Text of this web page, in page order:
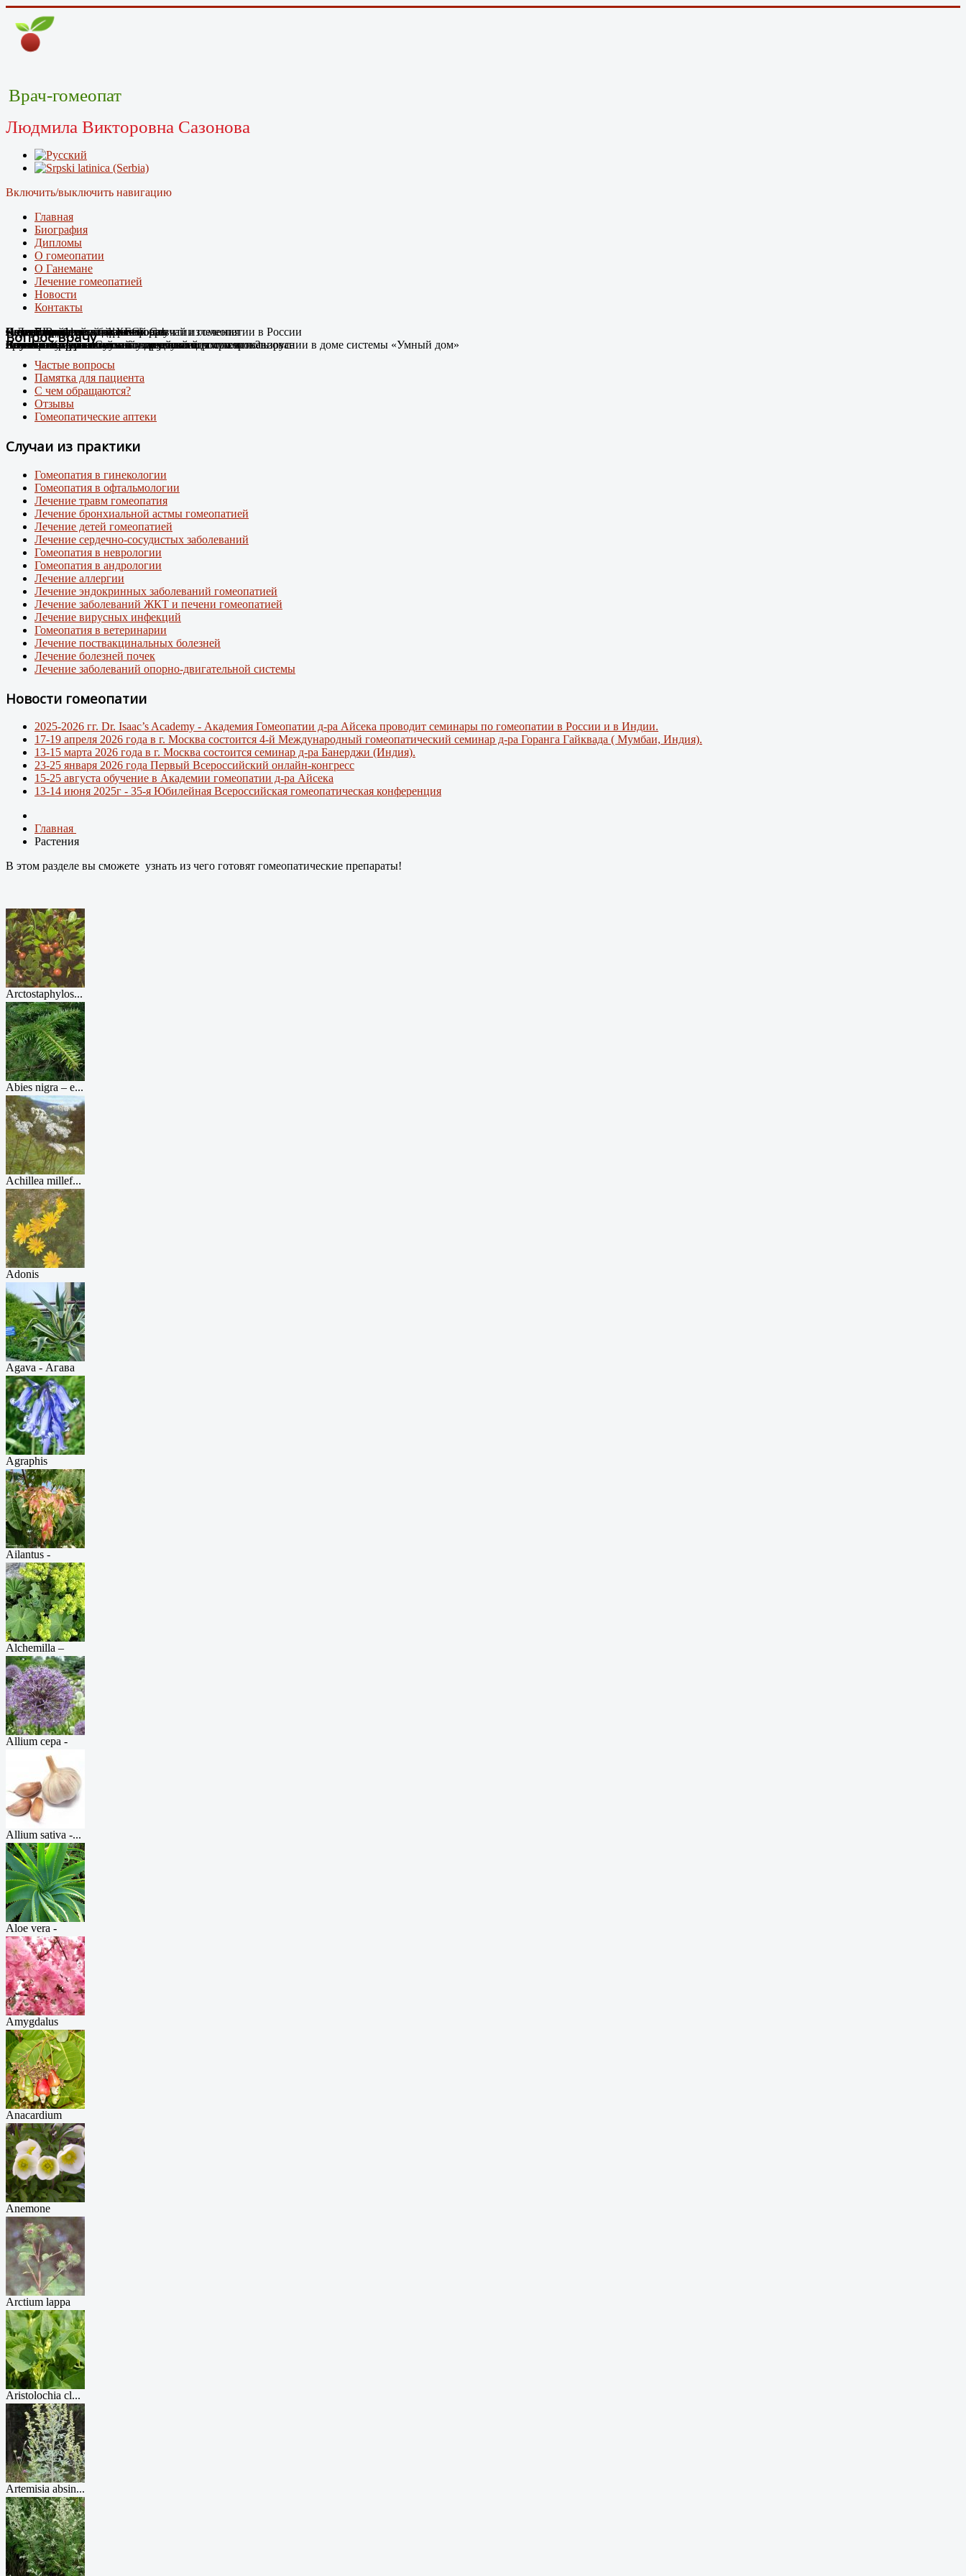
Врач-гомеопат
Людмила Викторовна Сазонова
Включить/выключить навигацию
Главная
Биография
Дипломы
О гомеопатии
О Ганемане
Лечение гомеопатией
Новости
Контакты
Случай Вай-фай
Человек-антенна. Случай излечения.
Я не могу дышать без телефона!
Случай из практики
Новые препараты цифровой эры
Появились случаи плохого самочувствия при использовании в доме системы «Умный дом»
Лечение цифровой зависимости
про игровую зависимость у детей и подростков
К Дню гомеопатии: факты о развитии гомеопатии в России
Остеоартроз.
Случай из практики.
Соли Шюсслера
Какими гомеопатическими средствами что лечить?
Склероатрофический лихен. Случай излечения
Лечение Крауроза вульвы гомеопатией
Случай диабета
Лечение гомеопатией
Новый штамм ковида ХЕС.
Внимание: пришел новый вирусный штамм коронавируса
Вопрос врачу
Частые вопросы
Памятка для пациента
С чем обращаются?
Отзывы
Гомеопатические аптеки
Случаи из практики
Гомеопатия в гинекологии
Гомеопатия в офтальмологии
Лечение травм гомеопатия
Лечение бронхиальной астмы гомеопатией
Лечение детей гомеопатией
Лечение сердечно-сосудистых заболеваний
Гомеопатия в неврологии
Гомеопатия в андрологии
Лечение аллергии
Лечение эндокринных заболеваний гомеопатией
Лечение заболеваний ЖКТ и печени гомеопатией
Лечение вирусных инфекций
Гомеопатия в ветеринарии
Лечение поствакцинальных болезней
Лечение болезней почек
Лечение заболеваний опорно-двигательной системы
Новости гомеопатии
2025-2026 гг. Dr. Isaac’s Academy - Академия Гомеопатии д-ра Айсека проводит семинары по гомеопатии в России и в Индии.
17-19 апреля 2026 года в г. Москва состоится 4-й Международный гомеопатический семинар д-ра Горанга Гайквада ( Мумбаи, Индия).
13-15 марта 2026 года в г. Москва состоится семинар д-ра Банерджи (Индия).
23-25 января 2026 года Первый Всероссийский онлайн-конгресс
15-25 августа обучение в Академии гомеопатии д-ра Айсека
13-14 июня 2025г - 35-я Юбилейная Всероссийская гомеопатическая конференция
Главная
Растения
В этом разделе вы сможете узнать из чего готовят гомеопатические препараты!
Arctostaphylos...
Abies nigra – е...
Achillea millef...
Adonis
vernalis...
Agava - Агава
а...
Agraphis
nutans...
Ailantus -
Айла...
Alchemilla –
ма...
Allium cepa -
Allium sativa -...
Aloe vera -
Ало...
Amygdalus
commu...
Anacardium
orie...
Anemone
sylvest...
Arctium lappa
Aristolochia cl...
Artemisia absin...